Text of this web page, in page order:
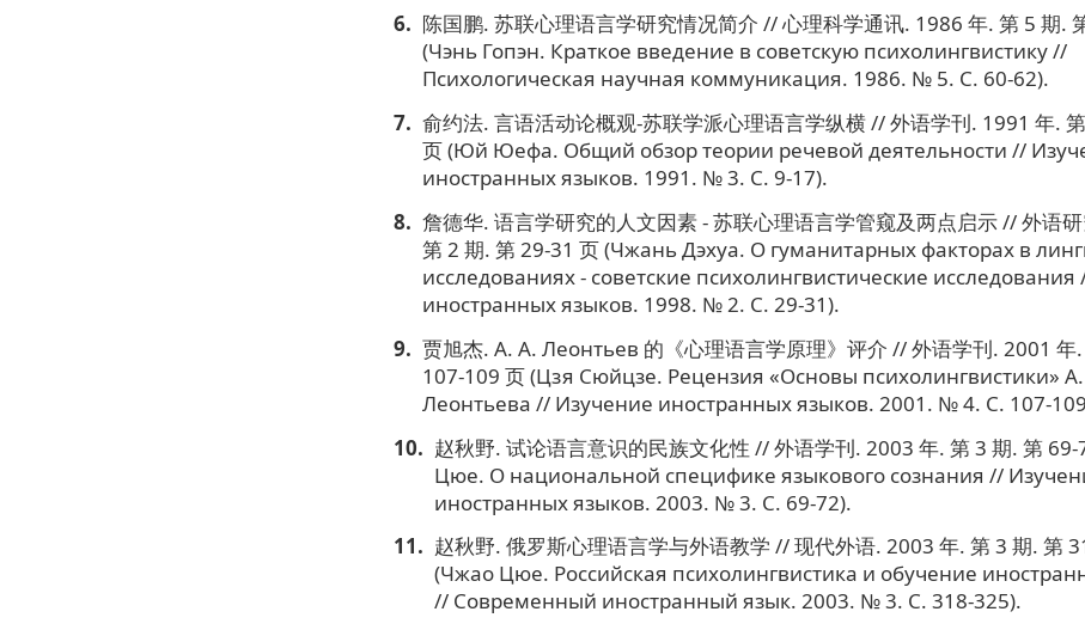
陈国鹏. 苏联心理语言学研究情况简介 // 心理科学通讯. 1986 年. 第 5 期.
(Чэнь Гопэн. Краткое введение в советскую психолингвистику //
Психологическая научная коммуникация. 1986. № 5. C. 60-62).
俞约法. 言语活动论概观-苏联学派心理语言学纵横 // 外语学刊. 1991 年.
页 (Юй Юефа. Общий обзор теории речевой деятельности //
иностранных языков. 1991. № 3. C. 9-17).
詹德华. 语言学研究的人文因素 - 苏联心理语言学管窥及两点启示 // 外语
第 2 期. 第 29-31 页 (Чжань Дэхуа. О гуманитарных факторах в
исследованиях - советские психолингвистические
иностранных языков. 1998. № 2. C. 29-31).
贾旭杰. А. А. Леонтьев 的《心理语言学原理》评介 // 外语学刊. 2001 年
107-109 页 (Цзя Сюйцзе. Рецензия «Основы психолингвистики»
Леонтьева // Изучение иностранных языков. 2001. № 4. C. 107-
赵秋野. 试论语言意识的民族文化性 // 外语学刊. 2003 年. 第 3 期. 第
Цюе. О национальной специфике языкового сознания //
иностранных языков. 2003. № 3. C. 69-72).
赵秋野. 俄罗斯心理语言学与外语教学 // 现代外语. 2003 年. 第 3 期. 第
(Чжао Цюе. Российская психолингвистика и обучение
// Современный иностранный язык. 2003. № 3. C. 318-325).